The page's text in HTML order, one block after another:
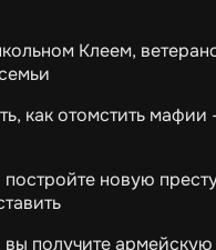
Клеем,
отомстить мафии
новую
получите